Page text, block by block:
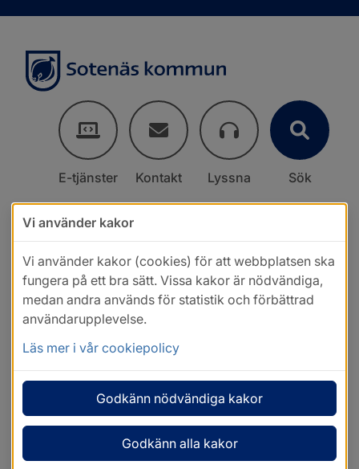
E-tjänster Kontakt Lyssna Sök
Vi använder kakor
Vi använder kakor (cookies) för att webbplatsen ska
fungera på ett bra sätt. Vissa kakor är nödvändiga,
medan andra används för statistik och förbättrad
användarupplevelse.
Läs mer i vår cookiepolicy
Godkänn nödvändiga kakor
Godkänn alla kakor